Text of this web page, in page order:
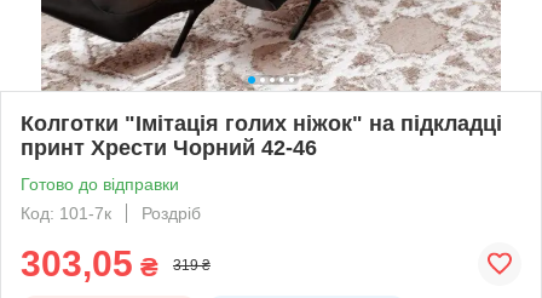
Колготки "Імітація голих ніжок" на підкладці
принт Хрести Чорний 42-46
Готово до відправки
Код: 101-7к
Роздріб
303,05 ₴ 319 ₴